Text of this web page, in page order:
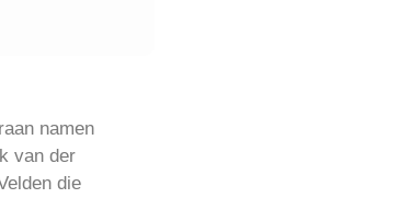
namen
van der
die